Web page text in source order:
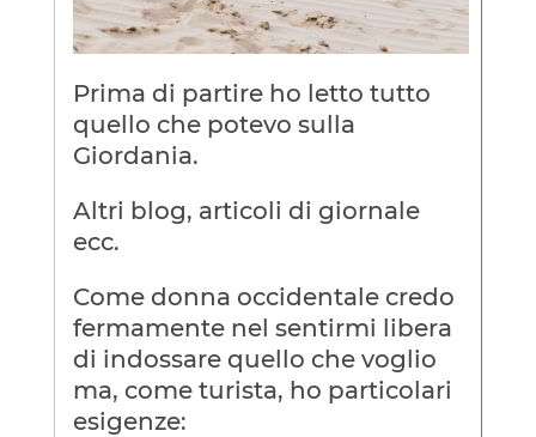
Prima di partire ho letto tutto
quello che potevo sulla
Giordania.
Altri blog, articoli di giornale
ecc.
Come donna occidentale credo
fermamente nel sentirmi libera
di indossare quello che voglio
ma, come turista, ho particolari
esigenze: